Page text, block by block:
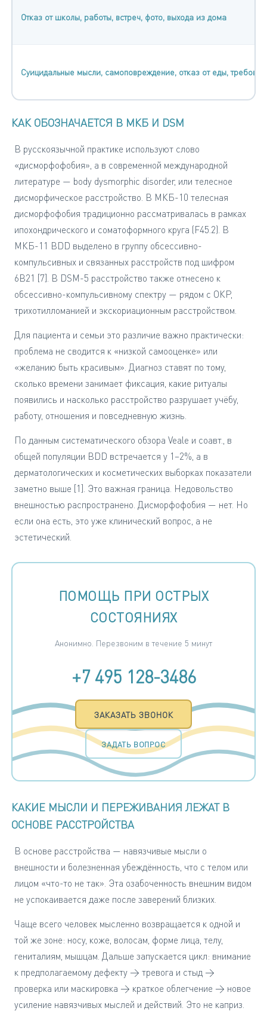
Отказ от школы, работы, встреч, фото, выхода из дома
Суицидальные мысли, самоповреждение, отказ от еды,
КАК ОБОЗНАЧАЕТСЯ В МКБ И DSM
В русскоязычной практике используют слово
«дисморфофобия», а в современной международной
литературе — body dysmorphic disorder, или телесное
дисморфическое расстройство. В МКБ-10 телесная
дисморфофобия традиционно рассматривалась в рамках
ипохондрического и соматоформного круга (F45.2). В
МКБ-11 BDD выделено в группу обсессивно-
компульсивных и связанных расстройств под шифром
6В21 [7]. В DSM-5 расстройство также отнесено к
обсессивно-компульсивному спектру — рядом с ОКР,
трихотилломанией и экскориационным расстройством.
Для пациента и семьи это различие важно практически:
проблема не сводится к «низкой самооценке» или
«желанию быть красивым». Диагноз ставят по тому,
сколько времени занимает фиксация, какие ритуалы
появились и насколько расстройство разрушает учёбу,
работу, отношения и повседневную жизнь.
По данным систематического обзора Veale и соавт., в
общей популяции BDD встречается у 1–2%, а в
дерматологических и косметических выборках показатели
заметно выше [1]. Это важная граница. Недовольство
внешностью распространено. Дисморфофобия — нет. Но
если она есть, это уже клинический вопрос, а не
эстетический.
ПОМОЩЬ ПРИ ОСТРЫХ
СОСТОЯНИЯХ
Анонимно. Перезвоним в течение 5 минут
+7 495 128-3486
ЗАКАЗАТЬ ЗВОНОК
ЗАДАТЬ ВОПРОС
КАКИЕ МЫСЛИ И ПЕРЕЖИВАНИЯ ЛЕЖАТ В
ОСНОВЕ РАССТРОЙСТВА
В основе расстройства — навязчивые мысли о
внешности и болезненная убеждённость, что с телом или
лицом «что-то не так». Эта озабоченность внешним видом
не успокаивается даже после заверений близких.
Чаще всего человек мысленно возвращается к одной и
той же зоне: носу, коже, волосам, форме лица, телу,
гениталиям, мышцам. Дальше запускается цикл: внимание
к предполагаемому дефекту → тревога и стыд →
проверка или маскировка → краткое облегчение → новое
усиление навязчивых мыслей и действий. Это не каприз.